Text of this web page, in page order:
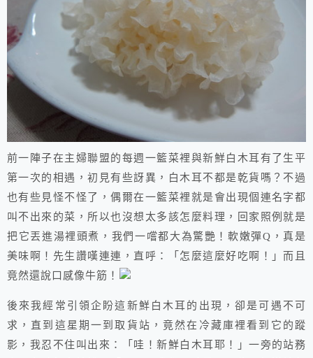
前一陣子在主婦聯盟的每週一籃菜裡與新鮮白木耳有了生平
第一次的相遇，初見有些訝異，白木耳不都是乾貨嗎？不過
也有些見怪不怪了，偶爾在一籃菜裡就是會出現個連名字都
叫不出來的菜，所以也沒想太多該怎麼料理，回家照例就是
把它丟進湯裡頭煮，我們一嚐都大為驚艷！軟嫩彈Q，真是
美味啊！先生讚嘆連連，直呼：「怎麼這麼好吃啊！」而且
竟然還說口感像牛筋！
後來我經常引領企盼這新鮮白木耳的出現，卻是可遇不可
求，直到這星期一到取貨站，竟然在冷藏庫裡看到它的蹤
影，我忍不住叫出來：「哇！新鮮白木耳耶！」一旁的站務